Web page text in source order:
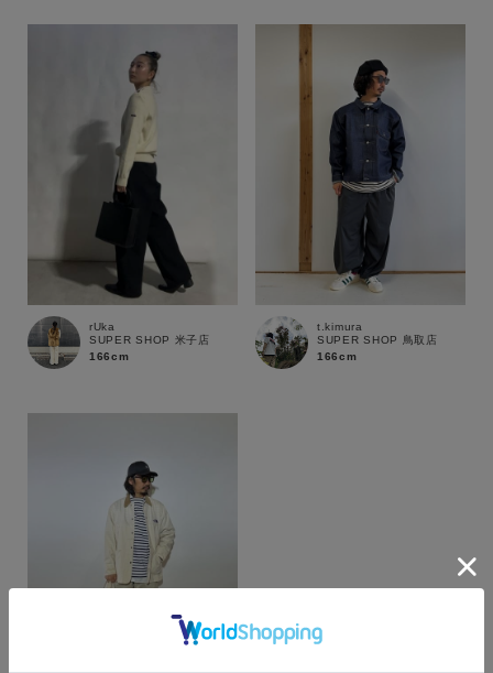
rUka
SUPER SHOP 米子店
166cm
t.kimura
SUPER SHOP 鳥取店
166cm